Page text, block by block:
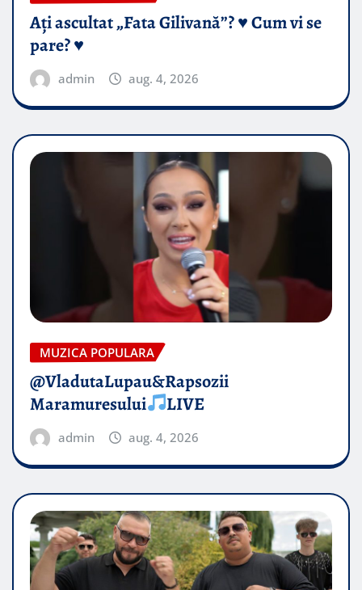
Ați ascultat „Fata Gilivană”? ♥️ Cum vi se
pare? ♥️
admin aug. 4, 2026
MUZICA POPULARA
@VladutaLupau&Rapsozii
Maramuresului
LIVE
admin aug. 4, 2026